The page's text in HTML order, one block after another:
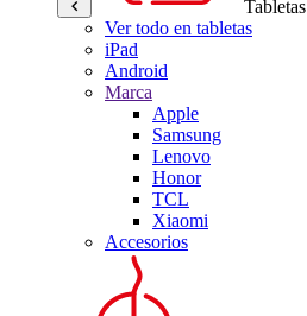
Tabletas
Ver todo en tabletas
iPad
Android
Marca
Apple
Samsung
Lenovo
Honor
TCL
Xiaomi
Accesorios